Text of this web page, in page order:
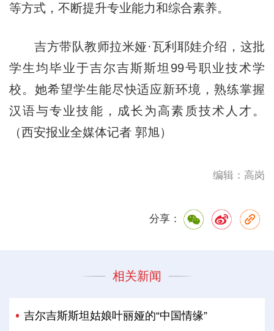
等方式，不断提升专业能力和综合素养。
吉方带队教师拉米娅·瓦利耶娃介绍，这批
学生均毕业于吉尔吉斯斯坦99号职业技术学
校。她希望学生能尽快适应新环境，熟练掌握
汉语与专业技能，成长为高素质技术人才。
（西安报业全媒体记者 郭旭）
编辑：高岗
分享：
相关新闻
吉尔吉斯斯坦姑娘叶丽娅的“中国情缘”